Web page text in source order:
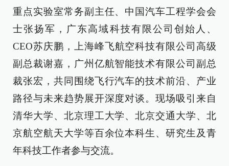
重点实验室常务副主任、中国汽车工程学会会
士张扬军，广东高域科技有限公司创始人、
CEO苏庆鹏，上海峰飞航空科技有限公司高级
副总裁谢嘉，广州亿航智能技术有限公司副总
裁张宏，共同围绕飞行汽车的技术前沿、产业
路径与未来趋势展开深度对谈。现场吸引来自
清华大学、北京理工大学、北京交通大学、北
京航空航天大学等百余位本科生、研究生及青
年科技工作者参与交流。